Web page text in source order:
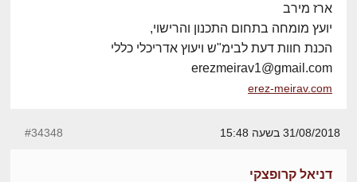
ארז מירב
יועץ מומחה בתחום התכנון והרישוי,
הכנת חוות דעת לבימ"ש ויעוץ אדריכלי כללי
erezmeirav1@gmail.com
erez-meirav.com
31/08/2018 בשעה 15:48 #34348
דניאל קרופצקי